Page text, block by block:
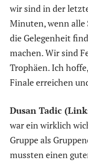
wir sind in der
Minuten, wenn alle
die Gelegenheit
machen. Wir sind
Trophäen. Ich
Finale erreichen
Dusan Tadic
war ein wirklich
Gruppe als
mussten einen